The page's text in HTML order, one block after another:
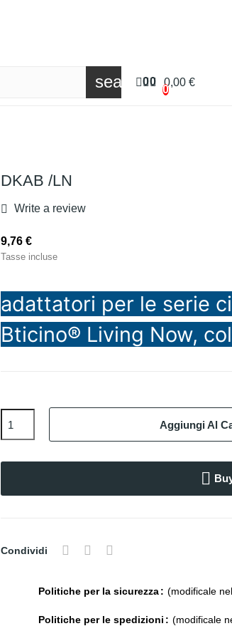
search00 0,00 €
0
DKAB /LN
Write a review
9,76 €
Tasse incluse
adattatori per le serie
Bticino® Living Now,
Aggiungi Al
Condividi
Politiche per la sicurezza (modificale
Politiche per le spedizioni (modificale